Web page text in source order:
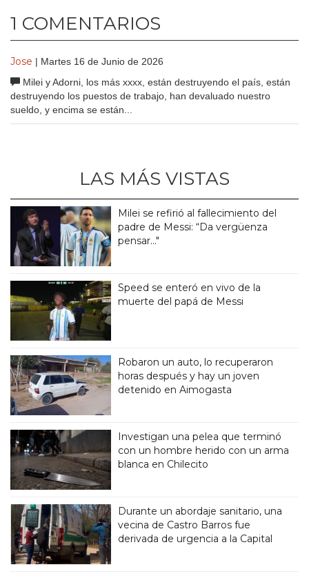
1 COMENTARIOS
Jose | Martes 16 de Junio de 2026
Milei y Adorni, los más xxxx, están destruyendo el país, están
destruyendo los puestos de trabajo, han devaluado nuestro
sueldo, y encima se están...
LAS MÁS VISTAS
Milei se refirió al fallecimiento del
padre de Messi: “Da vergüenza
pensar..."
Speed se enteró en vivo de la
muerte del papá de Messi
Robaron un auto, lo recuperaron
horas después y hay un joven
detenido en Aimogasta
Investigan una pelea que terminó
con un hombre herido con un arma
blanca en Chilecito
Durante un abordaje sanitario, una
vecina de Castro Barros fue
derivada de urgencia a la Capital